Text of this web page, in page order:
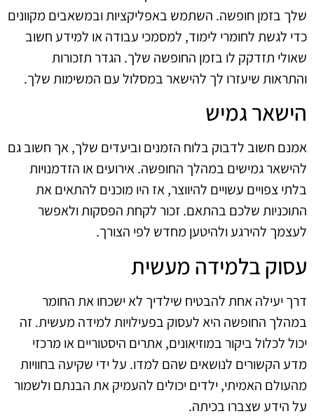
שלך בזמן חופשה. השתמש באפליקציות ובמשאבים מקוונים
כדי לגשת לחומרי לימוד, למסמכי עבודה או למידע חשוב
שאולי תזדקק לו בזמן החופשה שלך. הגדר תזכורות
והתראות שיעזרו לך להישאר במסלול עם המשימות שלך.
הישאר גמיש
אמנם חשוב לדבוק בלוח הזמנים וביעדים שלך, אך חשוב גם
להישאר גמישים במהלך החופשה. אירועים או הזדמנויות
בלתי צפויים עשויים להיווצר, אז היו מוכנים להתאים את
התוכניות שלכם בהתאם. זכור לקחת הפסקות ולאפשר
לעצמך להירגע ולהיטען מחדש לפי הצורך.
עסוק בלמידה מעשית
דרך יעילה אחת להבטיח שילדיך לא ישכחו את החומר
במהלך החופשה היא לעסוק בפעילויות למידה מעשית. זה
יכול לכלול ביקור במוזיאונים, אתרים היסטוריים או מרכזי
מדע הקשורים לנושאים שהם למדו. על ידי שקיעה בחוויות
מהעולם האמיתי, ילדים יכולים להעמיק את הבנתם ולשמור
על הידע שצברו בכיתה.